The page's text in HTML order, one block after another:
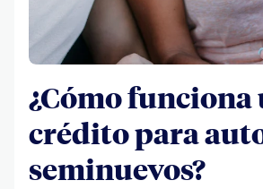
¿Cómo funciona
crédito para
seminuevos?